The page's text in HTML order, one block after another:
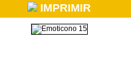
IMPRIMIR